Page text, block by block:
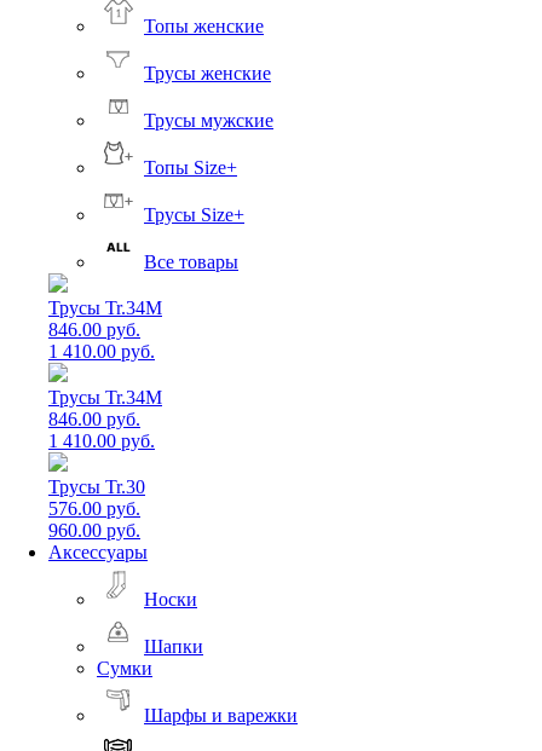
Топы женские
Трусы женские
Трусы мужские
Топы Size+
Трусы Size+
Все товары
Трусы Tr.34M
846.00 руб.
1 410.00 руб.
Трусы Tr.34M
846.00 руб.
1 410.00 руб.
Трусы Tr.30
576.00 руб.
960.00 руб.
Аксессуары
Носки
Шапки
Сумки
Шарфы и варежки